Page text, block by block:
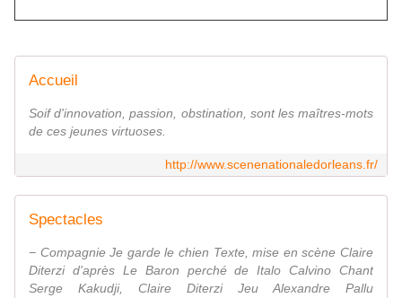
Accueil
Soif d'innovation, passion, obstination, sont les maîtres-mots
de ces jeunes virtuoses.
http://www.scenenationaledorleans.fr/
Spectacles
− Compagnie Je garde le chien Texte, mise en scène Claire
Diterzi d'après Le Baron perché de Italo Calvino Chant
Serge Kakudji, Claire Diterzi Jeu Alexandre Pallu